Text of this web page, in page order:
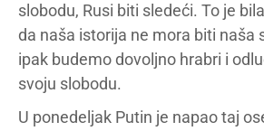
slobodu, Rusi biti sledeći. To je
da naša istorija ne mora biti naša
ipak budemo dovoljno hrabri i
svoju slobodu.
U ponedeljak Putin je napao taj